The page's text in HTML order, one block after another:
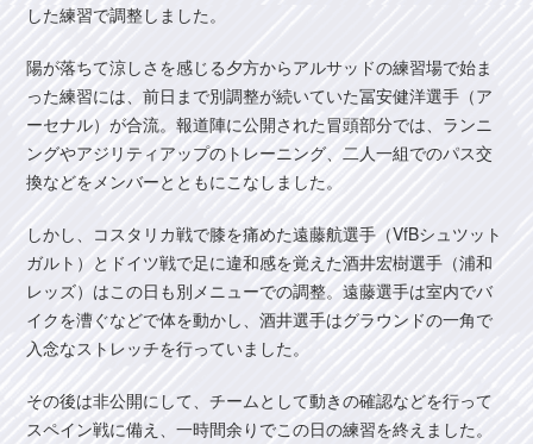
した練習で調整しました。
陽が落ちて涼しさを感じる夕方からアルサッドの練習場で始ま
った練習には、前日まで別調整が続いていた冨安健洋選手（ア
ーセナル）が合流。報道陣に公開された冒頭部分では、ランニ
ングやアジリティアップのトレーニング、二人一組でのパス交
換などをメンバーとともにこなしました。
しかし、コスタリカ戦で膝を痛めた遠藤航選手（VfBシュツット
ガルト）とドイツ戦で足に違和感を覚えた酒井宏樹選手（浦和
レッズ）はこの日も別メニューでの調整。遠藤選手は室内でバ
イクを漕ぐなどで体を動かし、酒井選手はグラウンドの一角で
入念なストレッチを行っていました。
その後は非公開にして、チームとして動きの確認などを行って
スペイン戦に備え、一時間余りでこの日の練習を終えました。